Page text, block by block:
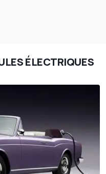
ÉLECTRIQUES